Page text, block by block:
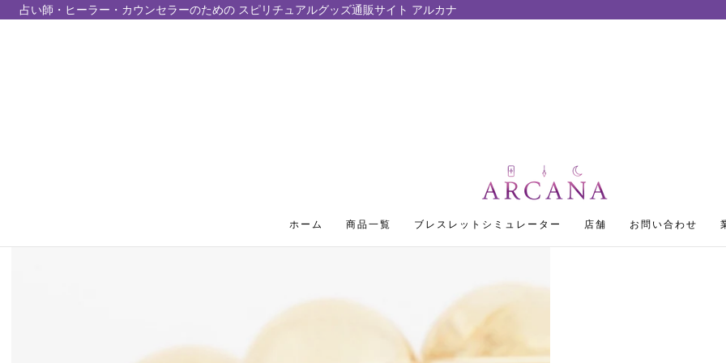
ツにスキップ
占い師・ヒーラー・カウンセラーのための スピリチュアルグッズ通販サイト アルカナ
ホーム 商品一覧 ブレスレットシミュレーター 店舗 お問い合わせ